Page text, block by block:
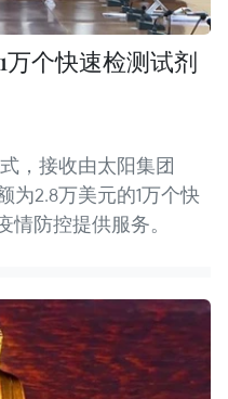
个快速检测试剂
，接收由太阳集团
为2.8万美元的1万个快
防控提供服务。